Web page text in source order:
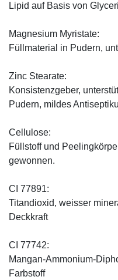
Lipid auf Basis von
Magnesium Myristate:
Füllmaterial in Pudern,
Zinc Stearate:
Konsistenzgeber,
Pudern, mildes
Cellulose:
Füllstoff und
gewonnen.
CI 77891:
Titandioxid, weisser
Deckkraft
CI 77742:
Mangan-Ammonium-
Farbstoff